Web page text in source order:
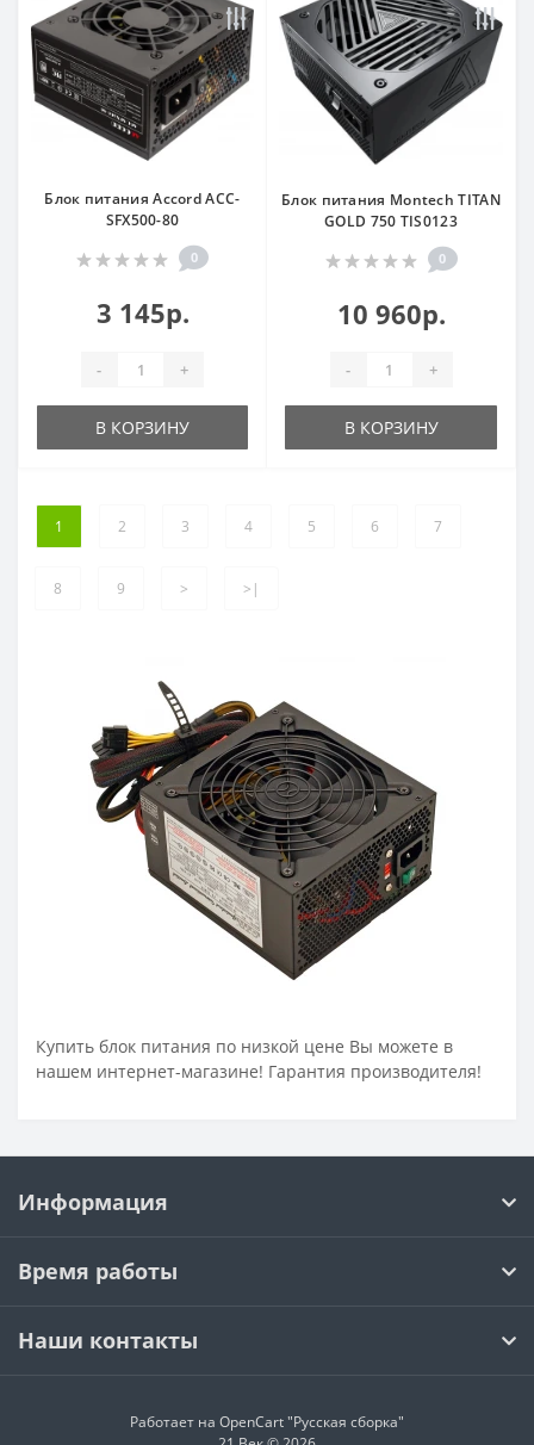
Блок питания Accord ACC-
SFX500-80
0
3 145р.
- +
В КОРЗИНУ
Блок питания Montech TITAN
GOLD 750 TIS0123
0
10 960р.
- +
В КОРЗИНУ
1 2 3 4 5 6 7
8 9 > >|
Купить блок питания по низкой цене Вы можете в
нашем интернет-магазине! Гарантия производителя!
Информация
Время работы
Наши контакты
Работает на OpenCart "Русская сборка"